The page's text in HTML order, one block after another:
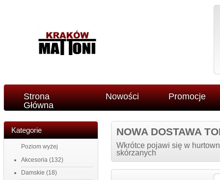
Strona
Główna
Nowości Promocje
Kategorie
Poziom wyżej
Akcesoria (132)
Damskie (18)
NOWA DOSTAWA
Wkrótce pojawi się w
skórzanych